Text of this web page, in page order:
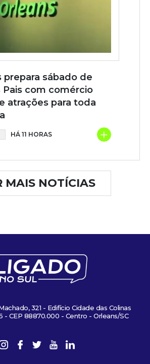
prepara sábado de
Pais com comércio
atrações para toda
HÁ 11 HORAS +
MAIS NOTÍCIAS
321 - Edifício Cidade das Colinas
- CEP 88870.000 - Centro - Orleans/SC